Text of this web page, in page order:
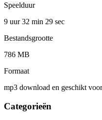
Speelduur
9 uur 32 min 29 sec
Bestandsgrootte
786 MB
Formaat
mp3 download en geschikt
Categorieën